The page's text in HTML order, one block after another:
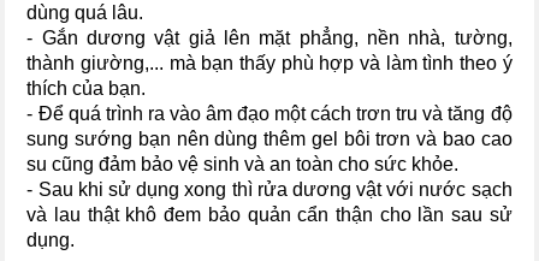
dùng quá lâu.
- Gắn dương vật giả lên mặt phẳng, nền nhà, tường,
thành giường,... mà bạn thấy phù hợp và làm tình theo ý
thích của bạn.
- Để quá trình ra vào âm đạo một cách trơn tru và tăng độ
sung sướng bạn nên dùng thêm gel bôi trơn và bao cao
su cũng đảm bảo vệ sinh và an toàn cho sức khỏe.
- Sau khi sử dụng xong thì rửa dương vật với nước sạch
và lau thật khô đem bảo quản cẩn thận cho lần sau sử
dụng.